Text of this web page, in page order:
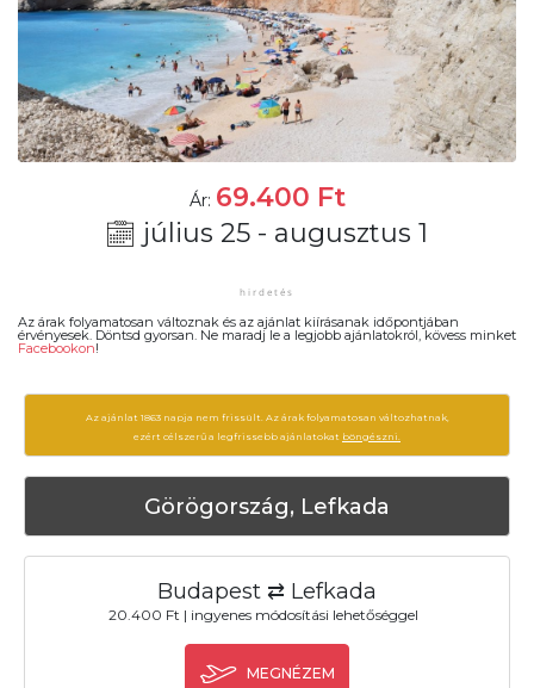
Ár: 69.400 Ft
július 25 - augusztus 1
Az árak folyamatosan változnak és az ajánlat kiírásanak időpontjában
érvényesek. Döntsd gyorsan. Ne maradj le a legjobb ajánlatokról, kövess minket
Facebookon!
Az ajánlat 1863 napja nem frissült. Az árak folyamatosan változhatnak,
ezért célszerű a legfrissebb ajánlatokat böngészni.
Görögország, Lefkada
Budapest ⇄ Lefkada
20.400 Ft | ingyenes módosítási lehetőséggel
MEGNÉZEM